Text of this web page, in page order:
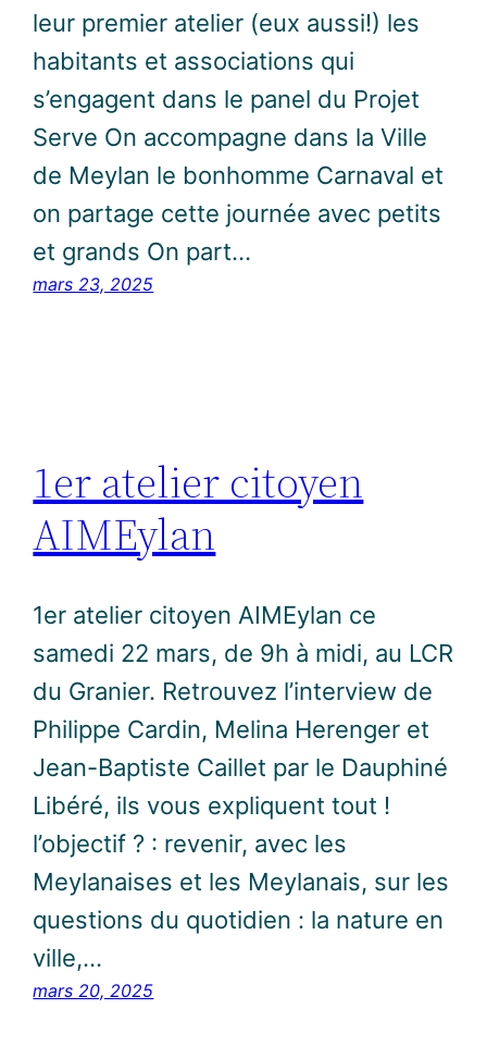
leur premier atelier (eux aussi!) les
habitants et associations qui
s’engagent dans le panel du Projet
Serve On accompagne dans la Ville
de Meylan le bonhomme Carnaval et
on partage cette journée avec petits
et grands On part…
mars 23, 2025
1er atelier citoyen
AIMEylan
1er atelier citoyen AIMEylan ce
samedi 22 mars, de 9h à midi, au LCR
du Granier. Retrouvez l’interview de
Philippe Cardin, Melina Herenger et
Jean-Baptiste Caillet par le Dauphiné
Libéré, ils vous expliquent tout !
l’objectif ? : revenir, avec les
Meylanaises et les Meylanais, sur les
questions du quotidien : la nature en
ville,…
mars 20, 2025